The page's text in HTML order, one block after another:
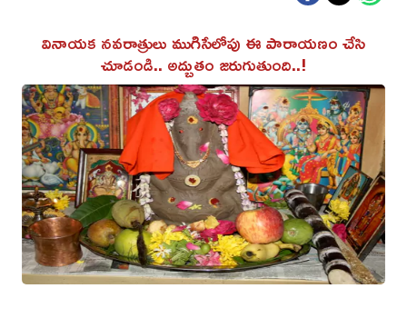
వినాయక నవరాత్రులు ముగిసేలోపు ఈ పారాయణం చేసి
చూడండి.. అద్బుతం జరుగుతుంది..!